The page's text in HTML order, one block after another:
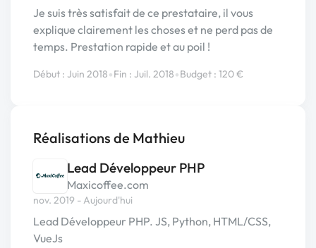
Je suis très satisfait de ce prestataire, il vous
explique clairement les choses et ne perd pas de
temps. Prestation rapide et au poil !
Début : Juin 2018•Fin : Juil. 2018•Budget : 120 €
Réalisations de Mathieu
Lead Développeur PHP
Maxicoffee.com
nov. 2019 - Aujourd'hui
Lead Développeur PHP. JS, Python, HTML/CSS,
VueJs